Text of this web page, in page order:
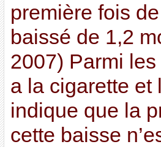
première fois
baissé de 1,2
2007) Parmi
a la cigarette et
indique que la
cette baisse